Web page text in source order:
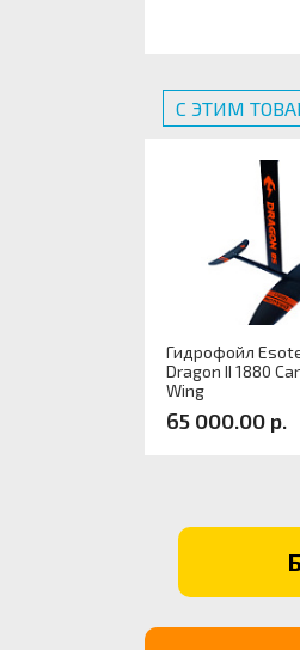
С ЭТИМ
Гидрофойл
Dragon II 1880
Wing
65 000.00 р.